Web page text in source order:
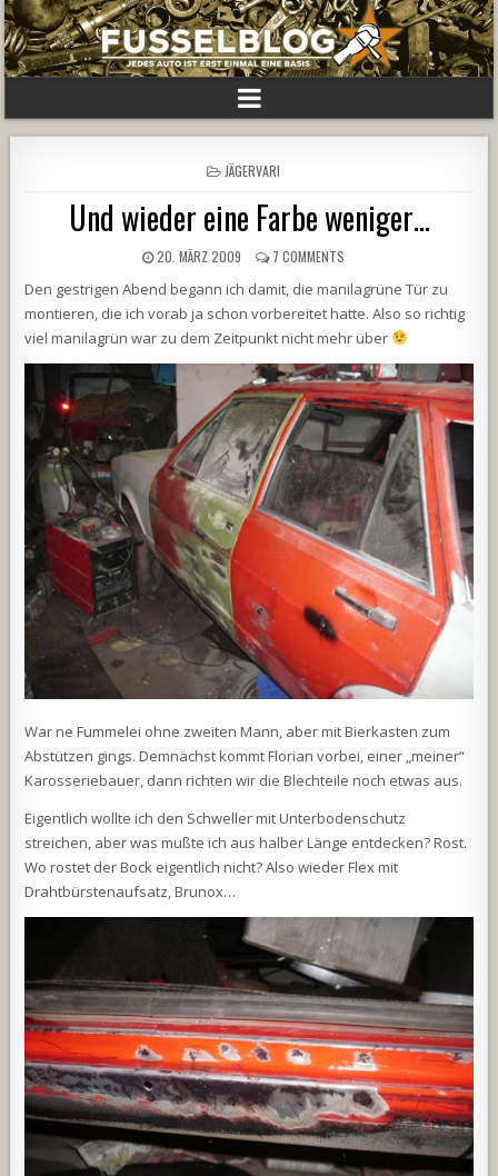
POSTED
IN
JÄGERVARI
Und wieder eine Farbe weniger…
20. MÄRZ 2009 7 COMMENTS
Den gestrigen Abend begann ich damit, die manilagrüne Tür zu
montieren, die ich vorab ja schon vorbereitet hatte. Also so richtig
viel manilagrün war zu dem Zeitpunkt nicht mehr über
War ne Fummelei ohne zweiten Mann, aber mit Bierkasten zum
Abstützen gings. Demnächst kommt Florian vorbei, einer „meiner“
Karosseriebauer, dann richten wir die Blechteile noch etwas aus.
Eigentlich wollte ich den Schweller mit Unterbodenschutz
streichen, aber was mußte ich aus halber Länge entdecken? Rost.
Wo rostet der Bock eigentlich nicht? Also wieder Flex mit
Drahtbürstenaufsatz, Brunox…